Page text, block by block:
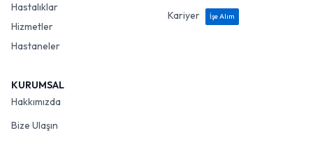
Hastalıklar
Hizmetler
Hastaneler
Kariyer
İşe Alım
KURUMSAL
Hakkımızda
Bize Ulaşın